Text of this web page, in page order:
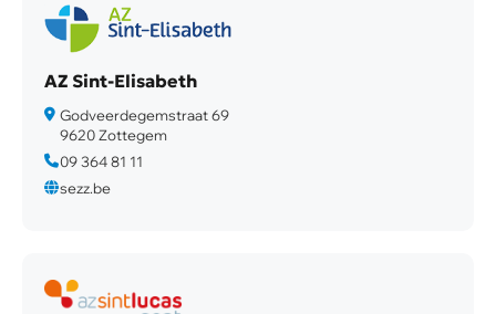
AZ Sint-Elisabeth
Godveerdegemstraat 69
9620 Zottegem
09 364 81 11
sezz.be